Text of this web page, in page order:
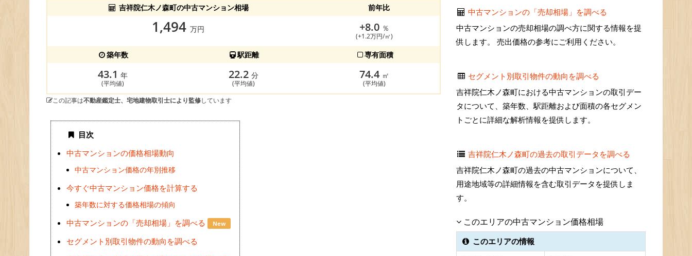
吉祥院仁木ノ森町の中古マンション相場 前年比
1,494 万円 +8.0 ％
(+1.2万円/㎡)
築年数 駅距離 専有面積
43.1 年
(平均値)
22.2 分
(平均値)
74.4 ㎡
(平均値)
この記事は不動産鑑定士、宅地建物取引士により監修しています
目次
中古マンションの価格相場動向
中古マンション価格の年別推移
今すぐ中古マンション価格を計算する
築年数に対する価格相場の傾向
中古マンションの「売却相場」を調べる New
セグメント別取引物件の動向を調べる
中古マンションの「売却相場」を調べる
中古マンションの売却相場の調べ方に関する情報を提
供します。 売出価格の参考にご利用ください。
セグメント別取引物件の動向を調べる
吉祥院仁木ノ森町における中古マンションの取引デー
タについて、築年数、駅距離および面積の各セグメン
トごとに詳細な解析情報を提供します。
吉祥院仁木ノ森町の過去の取引データを調べる
吉祥院仁木ノ森町の過去の中古マンションについて、
用途地域等の詳細情報を含む取引データを提供しま
す。
このエリアの中古マンション価格相場
このエリアの情報